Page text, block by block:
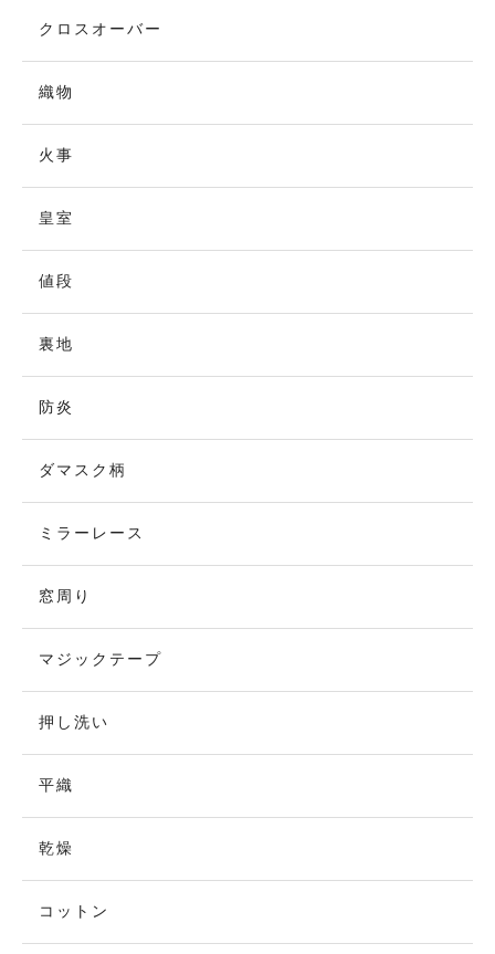
クロスオーバー
織物
火事
皇室
値段
裏地
防炎
ダマスク柄
ミラーレース
窓周り
マジックテープ
押し洗い
平織
乾燥
コットン